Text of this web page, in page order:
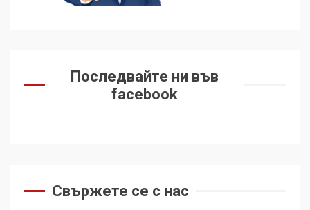
Последвайте ни във
facebook
Свържете се с нас